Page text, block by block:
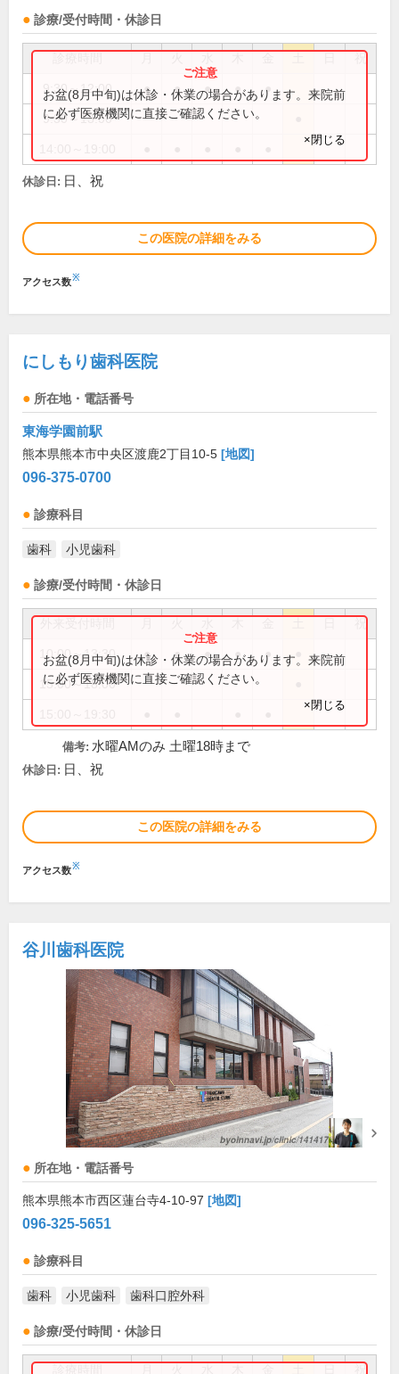
診療/受付時間・休診日
祝
9:30～12:00 ● ● ● ● ●
9:30～13:00
お盆(8月中旬)は休診・休業の場合があります。来院前
に必ず医療機関に直接ご確認ください。
×閉じる
休診日: 日、祝
この医院の詳細をみる
アクセス数※
にしもり歯科医院
所在地・電話番号
東海学園前駅
熊本県熊本市中央区渡鹿2丁目10-5 [地図]
096-375-0700
診療科目
歯科 小児歯科
診療/受付時間・休診日
祝
10:00～13:30 ● ● ● ● ●
15:00～18:00
お盆(8月中旬)は休診・休業の場合があります。来院前
に必ず医療機関に直接ご確認ください。
×閉じる
備考: 水曜AMのみ 土曜18時まで
休診日: 日、祝
この医院の詳細をみる
アクセス数※
谷川歯科医院
所在地・電話番号
熊本県熊本市西区蓮台寺4-10-97 [地図]
096-325-5651
診療科目
歯科 小児歯科 歯科口腔外科
診療/受付時間・休診日
祝